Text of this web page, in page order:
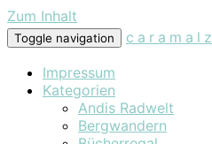
Zum Inhalt
Toggle navigation
caramalz
Impressum
Kategorien
Andis Radwelt
Bergwandern